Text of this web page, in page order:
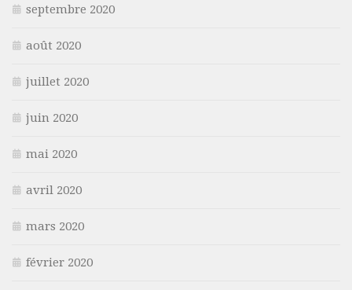
septembre 2020
août 2020
juillet 2020
juin 2020
mai 2020
avril 2020
mars 2020
février 2020